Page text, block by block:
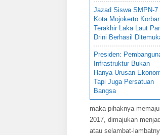
Jazad Siswa SMPN-7
Kota Mojokerto
Terakhir Laka Laut
Drini Berhasil
Presiden:
Infrastruktur Bukan
Hanya Urusan
Tapi Juga Persatuan
Bangsa
maka pihaknya
2017, dimajukan
atau selambat-